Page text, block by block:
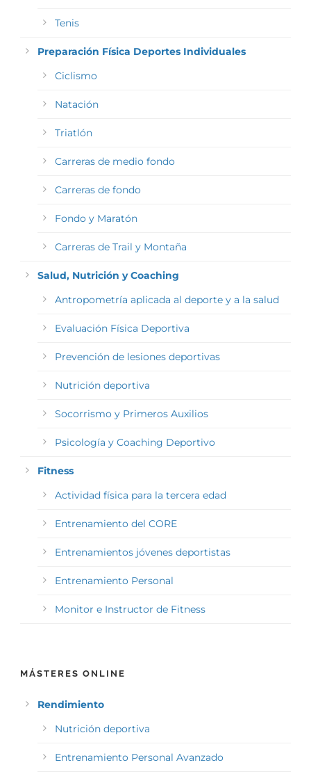
Tenis
Preparación Física Deportes Individuales
Ciclismo
Natación
Triatlón
Carreras de medio fondo
Carreras de fondo
Fondo y Maratón
Carreras de Trail y Montaña
Salud, Nutrición y Coaching
Antropometría aplicada al deporte y a la salud
Evaluación Física Deportiva
Prevención de lesiones deportivas
Nutrición deportiva
Socorrismo y Primeros Auxilios
Psicología y Coaching Deportivo
Fitness
Actividad física para la tercera edad
Entrenamiento del CORE
Entrenamientos jóvenes deportistas
Entrenamiento Personal
Monitor e Instructor de Fitness
MÁSTERES ONLINE
Rendimiento
Nutrición deportiva
Entrenamiento Personal Avanzado